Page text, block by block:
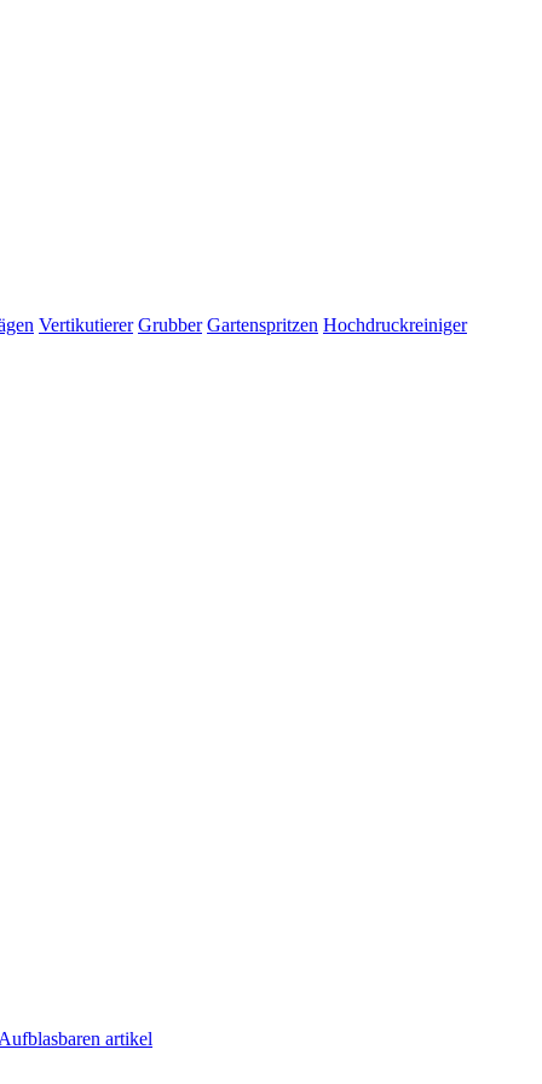
Vertikutierer Grubber Gartenspritzen Hochdruckreiniger
Aufblasbaren artikel